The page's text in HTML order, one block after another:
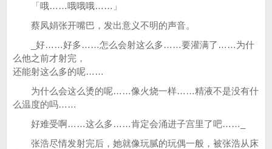
「哦……哦哦哦……」
蔡凤娟张开嘴巴，发出意义不明的声音。
_好……好多……怎么会射这么多……要灌满了……为什
么他之前才射完，
还能射这么多的呢……
为什么会这么烫的呢……像火烧一样……精液不是没有什
么温度的吗……
好难受啊……这么多……肯定会涌进子宫里了吧……_
张浩尽情发射完后，她就像玩腻的玩偶一般，被张浩从床